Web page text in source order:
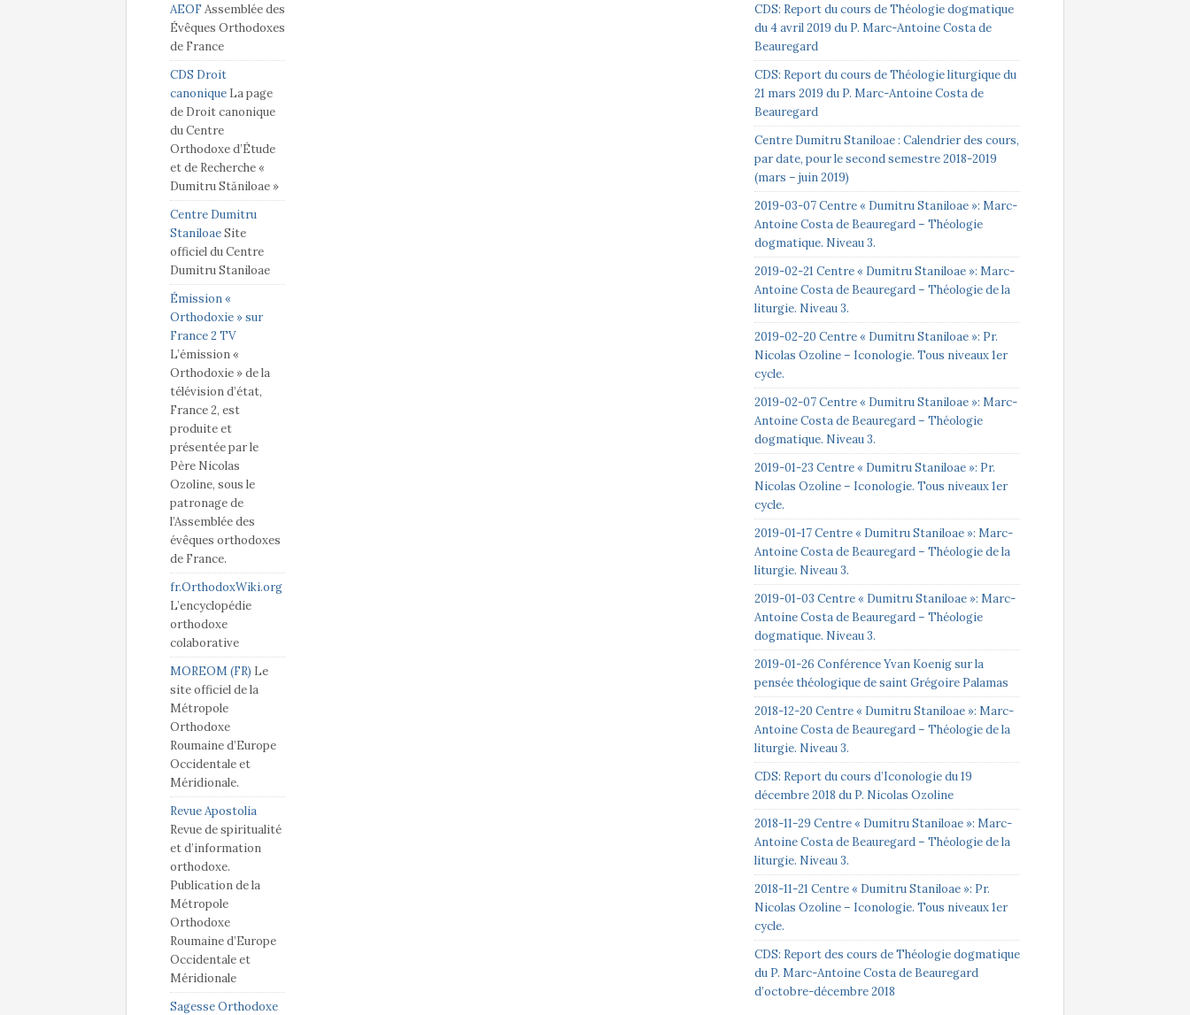
AEOF Assemblée des
Évêques Orthodoxes
de France
CDS Droit
canonique La page
de Droit canonique
du Centre
Orthodoxe d’Étude
et de Recherche «
Dumitru Stăniloae »
Centre Dumitru
StaniloaeSite
officiel du Centre
Dumitru Staniloae
Émission «
Orthodoxie » sur
France 2 TV
L’émission «
Orthodoxie » de la
télévision d’état,
France 2, est
produite et
présentée par le
Père Nicolas
Ozoline, sous le
patronage de
l’Assemblée des
évêques orthodoxes
de France.
fr.OrthodoxWiki.org
L’encyclopédie
orthodoxe
colaborative
MOREOM (FR) Le
site officiel de la
Métropole
Orthodoxe
Roumaine d’Europe
Occidentale et
Méridionale.
Revue Apostolia
Revue de spiritualité
et d’information
orthodoxe.
Publication de la
Métropole
Orthodoxe
Roumaine d’Europe
Occidentale et
Méridionale
Sagesse Orthodoxe
CDS: Report du cours de Théologie dogmatique
du 4 avril 2019 du P. Marc-Antoine Costa de
Beauregard
CDS: Report du cours de Théologie liturgique du
21 mars 2019 du P. Marc-Antoine Costa de
Beauregard
Centre Dumitru Staniloae : Calendrier des cours,
par date, pour le second semestre 2018-2019
(mars – juin 2019)
2019-03-07 Centre « Dumitru Staniloae »: Marc-
Antoine Costa de Beauregard – Théologie
dogmatique. Niveau 3.
2019-02-21 Centre « Dumitru Staniloae »: Marc-
Antoine Costa de Beauregard – Théologie de la
liturgie. Niveau 3.
2019-02-20 Centre « Dumitru Staniloae »: Pr.
Nicolas Ozoline – Iconologie. Tous niveaux 1er
cycle.
2019-02-07 Centre « Dumitru Staniloae »: Marc-
Antoine Costa de Beauregard – Théologie
dogmatique. Niveau 3.
2019-01-23 Centre « Dumitru Staniloae »: Pr.
Nicolas Ozoline – Iconologie. Tous niveaux 1er
cycle.
2019-01-17 Centre « Dumitru Staniloae »: Marc-
Antoine Costa de Beauregard – Théologie de la
liturgie. Niveau 3.
2019-01-03 Centre « Dumitru Staniloae »: Marc-
Antoine Costa de Beauregard – Théologie
dogmatique. Niveau 3.
2019-01-26 Conférence Yvan Koenig sur la
pensée théologique de saint Grégoire Palamas
2018-12-20 Centre « Dumitru Staniloae »: Marc-
Antoine Costa de Beauregard – Théologie de la
liturgie. Niveau 3.
CDS: Report du cours d’Iconologie du 19
décembre 2018 du P. Nicolas Ozoline
2018-11-29 Centre « Dumitru Staniloae »: Marc-
Antoine Costa de Beauregard – Théologie de la
liturgie. Niveau 3.
2018-11-21 Centre « Dumitru Staniloae »: Pr.
Nicolas Ozoline – Iconologie. Tous niveaux 1er
cycle.
CDS: Report des cours de Théologie dogmatique
du P. Marc-Antoine Costa de Beauregard
d’octobre-décembre 2018